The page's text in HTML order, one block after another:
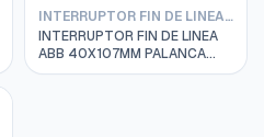
INTERRUPTOR FIN DE LINEA ABB
INTERRUPTOR FIN DE LINEA
ABB 40X107MM PALANCA
VARILLA RIGIDA LS40M72B11